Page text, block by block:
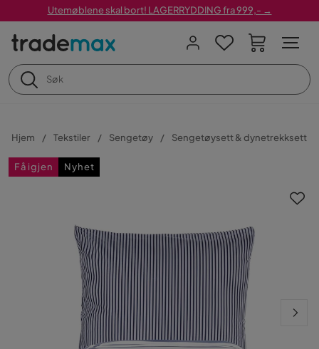
Utemøblene skal bort! LAGERRYDDING fra 999,- →
Hjem Tekstiler Sengetøy Sengetøysett & dynetrekksett
Få igjen Nyhet